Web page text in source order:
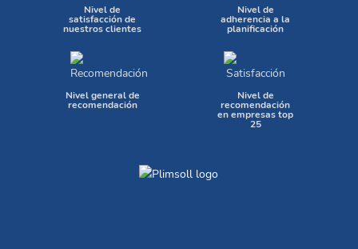
Nivel de
satisfacción de
nuestros clientes
Nivel de
adherencia a la
planificación
Nivel general de
recomendación
Nivel de
recomendación
en empresas top
25